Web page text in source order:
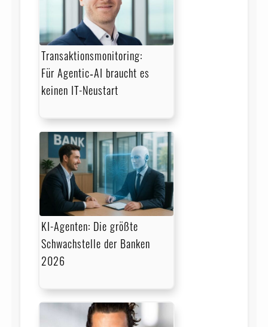
Transaktionsmonitoring:
Für Agentic‑AI braucht es
keinen IT-Neustart
KI-Agenten: Die größte
Schwachstelle der Banken
2026